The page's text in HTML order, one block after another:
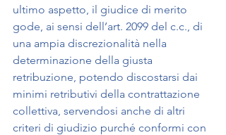
ultimo aspetto, il giudice di merito
gode, ai sensi dell’art. 2099 del c.c., di
una ampia discrezionalità nella
determinazione della giusta
retribuzione, potendo discostarsi dai
minimi retributivi della contrattazione
collettiva, servendosi anche di altri
criteri di giudizio purché conformi con